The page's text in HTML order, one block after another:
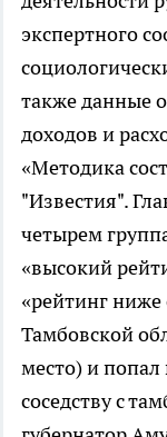
экспертного
также данные
доходов и
«Методика
"Известия".
четырем
«высокий
«рейтинг ниже
Тамбовской
место) и
соседству с